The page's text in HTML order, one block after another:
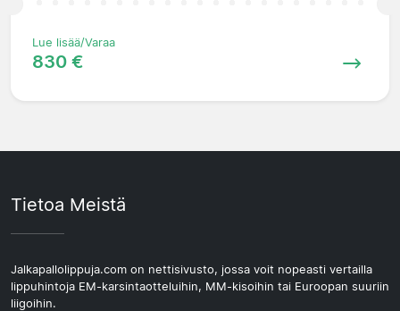
Lue lisää/Varaa
830 €
Tietoa Meistä
Jalkapallolippuja.com on nettisivusto, jossa voit nopeasti vertailla
lippuhintoja EM-karsintaotteluihin, MM-kisoihin tai Euroopan suuriin
liigoihin.